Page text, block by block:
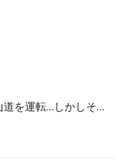
道を運転…しかしそ…